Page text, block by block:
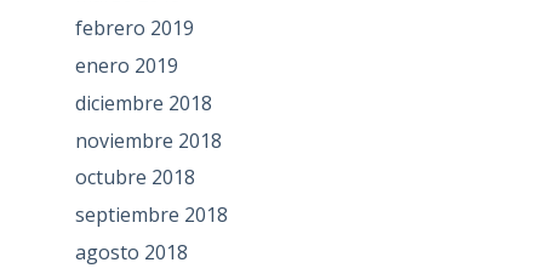
febrero 2019
enero 2019
diciembre 2018
noviembre 2018
octubre 2018
septiembre 2018
agosto 2018